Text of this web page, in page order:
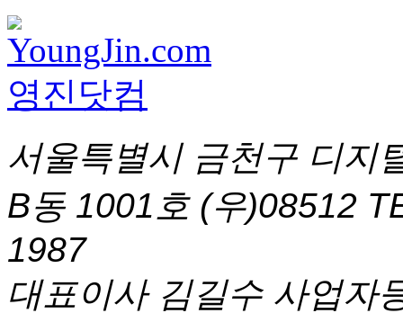
서울특별시 금천구 디지
B동 1001호 (우)08512
1987
대표이사 김길수 사업자